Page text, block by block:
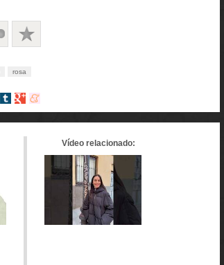
rosa
Compartir
Compartir
Compartir
Vídeo relacionado: